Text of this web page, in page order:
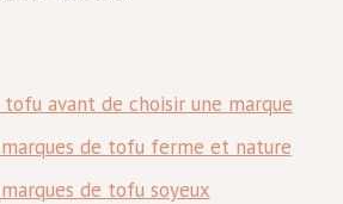
avant de choisir une marque
de tofu ferme et nature
de tofu soyeux